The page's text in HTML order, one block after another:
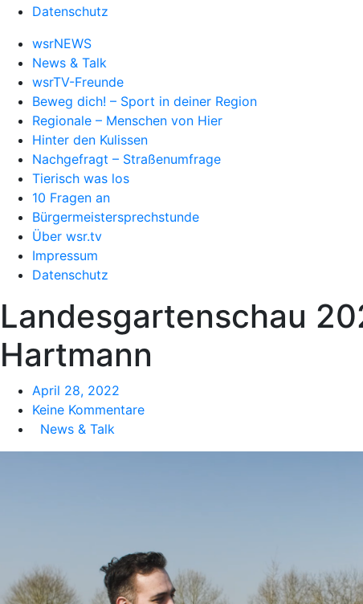
Datenschutz
wsrNEWS
News & Talk
wsrTV-Freunde
Beweg dich! – Sport in deiner Region
Regionale – Menschen von Hier
Hinter den Kulissen
Nachgefragt – Straßenumfrage
Tierisch was los
10 Fragen an
Bürgermeistersprechstunde
Über wsr.tv
Impressum
Datenschutz
Landesgartenschau
Hartmann
April 28, 2022
Keine Kommentare
News & Talk